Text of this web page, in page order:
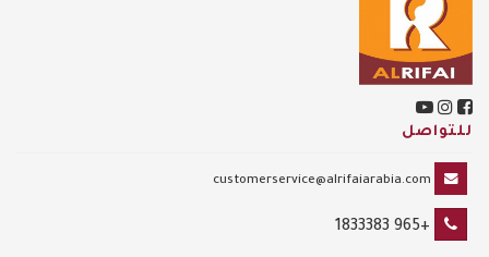
للتواصل
customerservice@alrifaiarabia.com
+965 1833383